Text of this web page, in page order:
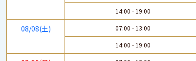
14:00 - 19:00
08/08(土) 07:00 - 13:00
14:00 - 19:00